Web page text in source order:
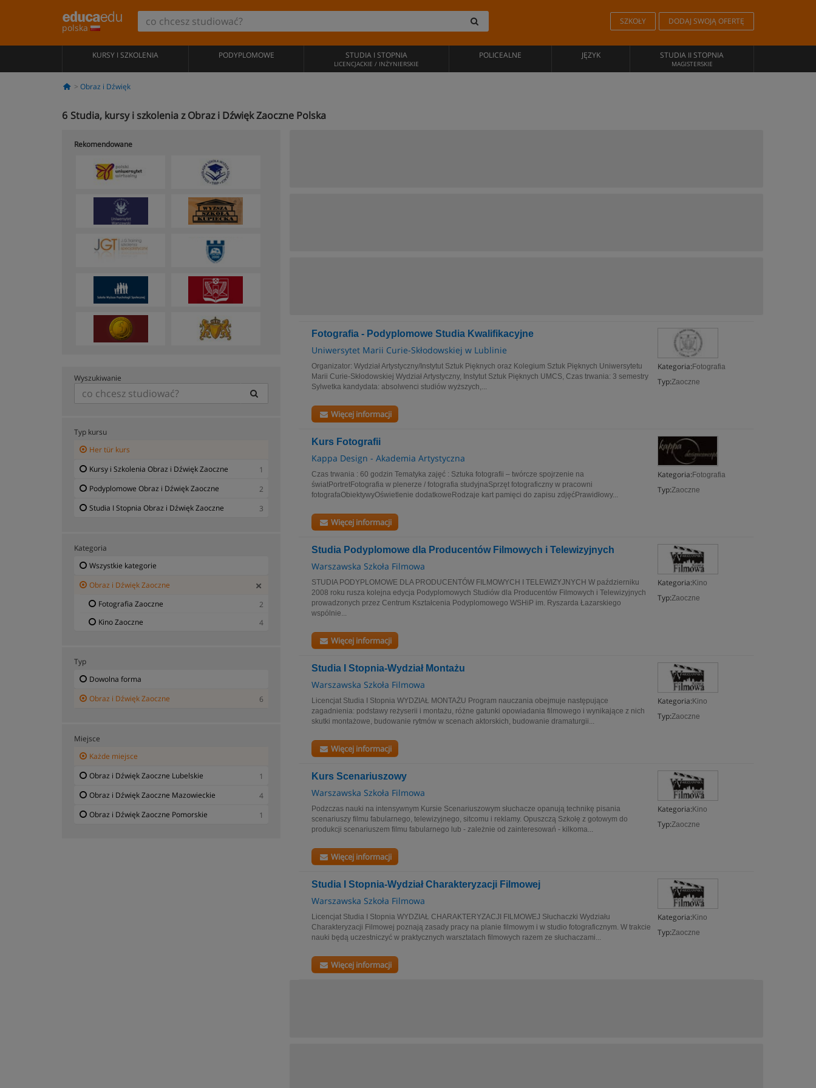
polska
SZKOŁY DODAJ SWOJĄ OFERTĘ
KURSY I SZKOLENIA PODYPLOMOWE STUDIA I STOPNIA
LICENCJACKIE / INŻYNIERSKIE
POLICEALNE JĘZYK STUDIA II STOPNIA
MAGISTERSKIE
Obraz i Dźwięk
6 Studia, kursy i szkolenia z Obraz i Dźwięk Zaoczne Polska
Fotografia - Podyplomowe Studia Kwalifikacyjne
Uniwersytet Marii Curie-Skłodowskiej w Lublinie
Kategoria: Fotografia
Typ:Zaoczne
Organizator: Wydział Artystyczny/Instytut Sztuk Pięknych oraz Kolegium Sztuk Pięknych Uniwersytetu
Marii Curie-Skłodowskiej Wydział Artystyczny, Instytut Sztuk Pięknych UMCS, Czas trwania: 3 semestry
Sylwetka kandydata: absolwenci studiów wyższych,...
Więcej informacji
Kurs Fotografii
Kappa Design - Akademia Artystyczna
Kategoria: Fotografia
Typ:Zaoczne
Czas trwania : 60 godzin Tematyka zajęć : Sztuka fotografii – twórcze spojrzenie na
światPortretFotografia w plenerze / fotografia studyjnaSprzęt fotograficzny w pracowni
fotografaObiektywyOświetlenie dodatkoweRodzaje kart pamięci do zapisu zdjęćPrawidłowy...
Więcej informacji
Studia Podyplomowe dla Producentów Filmowych i Telewizyjnych
Warszawska Szkoła Filmowa
Kategoria: Kino
Typ:Zaoczne
STUDIA PODYPLOMOWE DLA PRODUCENTÓW FILMOWYCH I TELEWIZYJNYCH W październiku
2008 roku rusza kolejna edycja Podyplomowych Studiów dla Producentów Filmowych i Telewizyjnych
prowadzonych przez Centrum Kształcenia Podyplomowego WSHiP im. Ryszarda Łazarskiego
wspólnie...
Więcej informacji
Studia I Stopnia-Wydział Montażu
Warszawska Szkoła Filmowa
Kategoria: Kino
Typ:Zaoczne
Licencjat Studia I Stopnia WYDZIAŁ MONTAŻU Program nauczania obejmuje następujące
zagadnienia: podstawy reżyserii i montażu, różne gatunki opowiadania filmowego i wynikające z nich
skutki montażowe, budowanie rytmów w scenach aktorskich, budowanie dramaturgii...
Więcej informacji
Kurs Scenariuszowy
Warszawska Szkoła Filmowa
Kategoria: Kino
Typ:Zaoczne
Podzczas nauki na intensywnym Kursie Scenariuszowym słuchacze opanują technikę pisania
scenariuszy filmu fabularnego, telewizyjnego, sitcomu i reklamy. Opuszczą Szkołę z gotowym do
produkcji scenariuszem filmu fabularnego lub - zależnie od zainteresowań - kilkoma...
Więcej informacji
Studia I Stopnia-Wydział Charakteryzacji Filmowej
Warszawska Szkoła Filmowa
Kategoria: Kino
Typ:Zaoczne
Licencjat Studia I Stopnia WYDZIAŁ CHARAKTERYZACJI FILMOWEJ Słuchaczki Wydziału
Charakteryzacji Filmowej poznają zasady pracy na planie filmowym i w studio fotograficznym. W trakcie
nauki będą uczestniczyć w praktycznych warsztatach filmowych razem ze słuchaczami...
Więcej informacji
Rekomendowane
Wyszukiwanie
Typ kursu
Her tür kurs
Kursy i Szkolenia Obraz i Dźwięk Zaoczne
1
Podyplomowe Obraz i Dźwięk Zaoczne
2
Studia I Stopnia Obraz i Dźwięk Zaoczne
3
Kategoria
Wszystkie kategorie
Obraz i Dźwięk Zaoczne
Fotografia Zaoczne
2
Kino Zaoczne
4
Typ
Dowolna forma
Obraz i Dźwięk Zaoczne
6
Miejsce
Każde miejsce
Obraz i Dźwięk Zaoczne Lubelskie
1
Obraz i Dźwięk Zaoczne Mazowieckie
4
Obraz i Dźwięk Zaoczne Pomorskie
1